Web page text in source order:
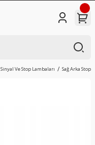
Sinyal Ve Stop Lambaları Sağ Arka Stop